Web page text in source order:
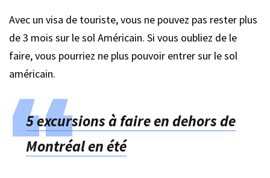
Avec un visa de touriste, vous ne pouvez pas rester plus
de 3 mois sur le sol Américain. Si vous oubliez de le
faire, vous pourriez ne plus pouvoir entrer sur le sol
américain.
5 excursions à faire en dehors de
Montréal en été